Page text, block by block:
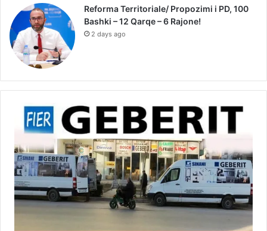
Reforma Territoriale/ Propozimi i PD, 100
Bashki – 12 Qarqe – 6 Rajone!
2 days ago